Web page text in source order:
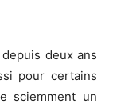
deux ans
pour certains
sciemment un